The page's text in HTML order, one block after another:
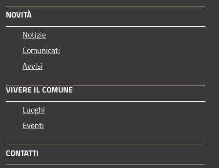
NOVITÀ
Notizie
Comunicati
Avvisi
VIVERE IL COMUNE
Luoghi
Eventi
CONTATTI